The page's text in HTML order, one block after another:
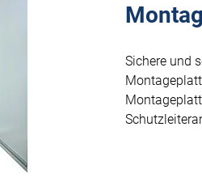
Sichere und